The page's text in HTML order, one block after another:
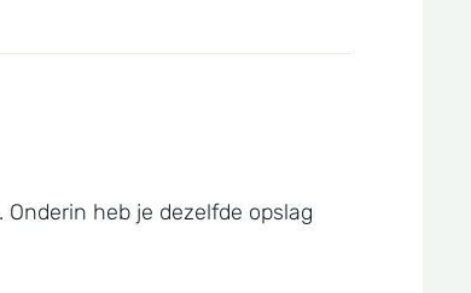
heb je dezelfde opslag